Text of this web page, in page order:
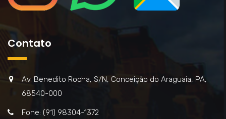
Contato
Av. Benedito Rocha, S/N, Conceição do Araguaia, PA,
68540-000
Fone: (91) 98304-1372